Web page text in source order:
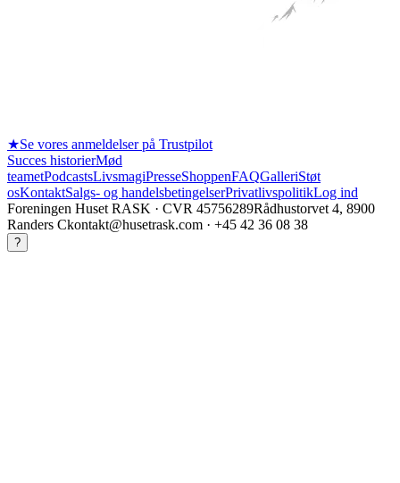
★Se vores anmeldelser på Trustpilot
Succes historierMød
teametPodcastsLivsmagiPresseShoppenFAQGalleriStøt
osKontaktSalgs- og handelsbetingelserPrivatlivspolitikLog ind
Foreningen Huset RASK · CVR 45756289Rådhustorvet 4, 8900
Randers Ckontakt@husetrask.com · +45 42 36 08 38
?